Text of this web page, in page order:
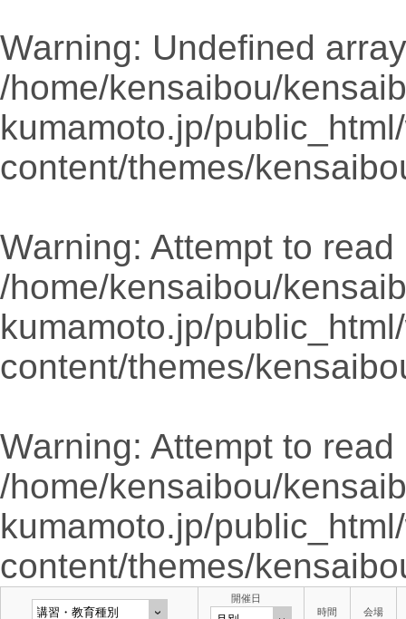
Warning: Undefined
/home/kensaibou/
kumamoto.jp/
content/themes/
Warning: Attempt to
/home/kensaibou/
kumamoto.jp/
content/themes/
Warning: Attempt to
/home/kensaibou/
kumamoto.jp/
content/themes/
開催日
時間
会場